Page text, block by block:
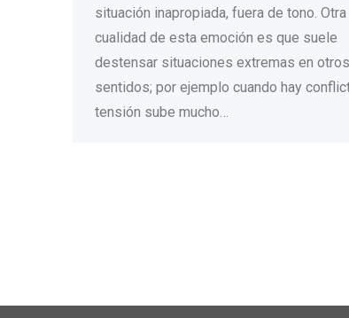
situación inapropiada, fuera de tono. Otra
cualidad de esta emoción es que suele
destensar situaciones extremas en otros
sentidos; por ejemplo cuando hay
tensión sube mucho…